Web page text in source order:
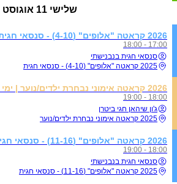
שלישי 11 אוגוסט
2026 קראטה "אלופים" (4-10) - סנסאי חגית | ימי ג' 17:00-18:00
17:00 - 18:00
סנסאי חגית בנבנישתי
2025 קראטה "אלופים" (4-10) - סנסאי חגית
2026 קראטה אימוני נבחרת ילדים/נוער | ימי ג' 18:00-19:00
18:00 - 19:00
ג'ון שיהאן חגי ביטרן
2025 קראטה אימוני נבחרת ילדים/נוער
2026 קראטה "אלופים" (11-16) - סנסאי חגית | ימי ג' 18:00-19:00
18:00 - 19:00
סנסאי חגית בנבנישתי
2025 קראטה "אלופים" (11-16) - סנסאי חגית